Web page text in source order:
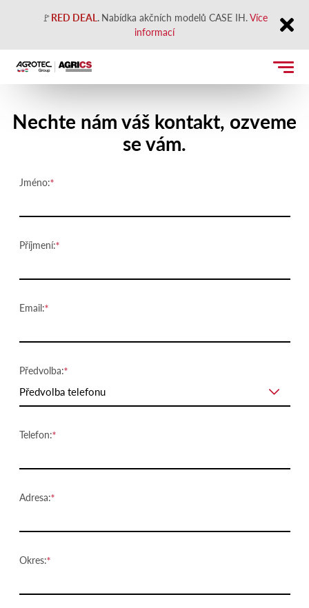
🚩RED DEAL. Nabídka akčních modelů CASE IH.Více
informací
Close
Nechte nám váš kontakt, ozveme
se vám.
Jméno:
Příjmení:
Email:
Předvolba:
Předvolba telefonu
Telefon:
Adresa:
Okres: